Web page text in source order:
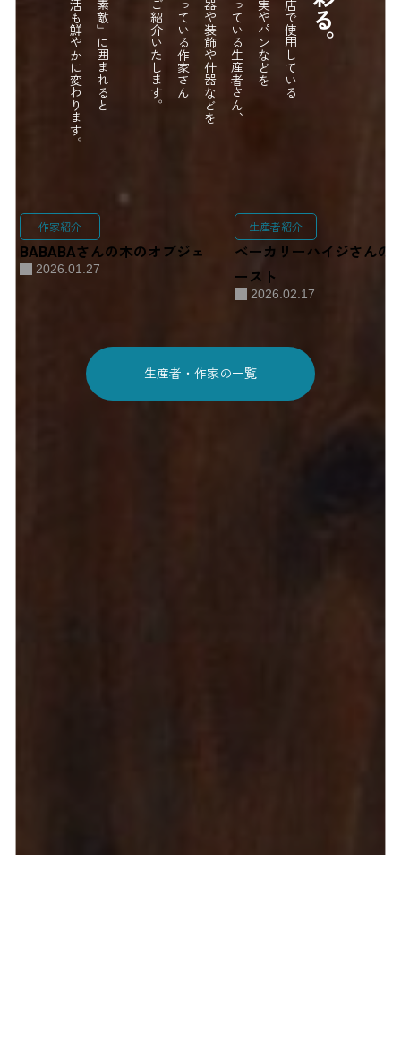
彩る。
当店で使用している
果実やパンなどを
作っている生産者さん、
食器や装飾や什器などを
作っている作家さん
をご紹介いたします。
「素敵」に囲まれると
生活も鮮やかに変わります。
作家紹介
BABABAさんの木のオブジェ
2026.01.27
生産者紹介
ベーカリーハイジさんの
ースト
2026.02.17
生産者・作家の一覧